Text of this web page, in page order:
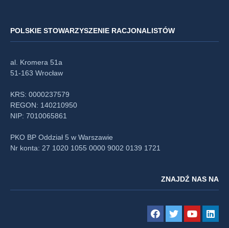
POLSKIE STOWARZYSZENIE RACJONALISTÓW
al. Kromera 51a
51-163 Wrocław
KRS: 0000237579
REGON: 140210950
NIP: 7010065861
PKO BP Oddział 5 w Warszawie
Nr konta: 27 1020 1055 0000 9002 0139 1721
ZNAJDŹ NAS NA